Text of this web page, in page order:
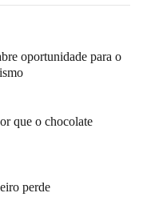
oportunidade para o
que o chocolate
perde